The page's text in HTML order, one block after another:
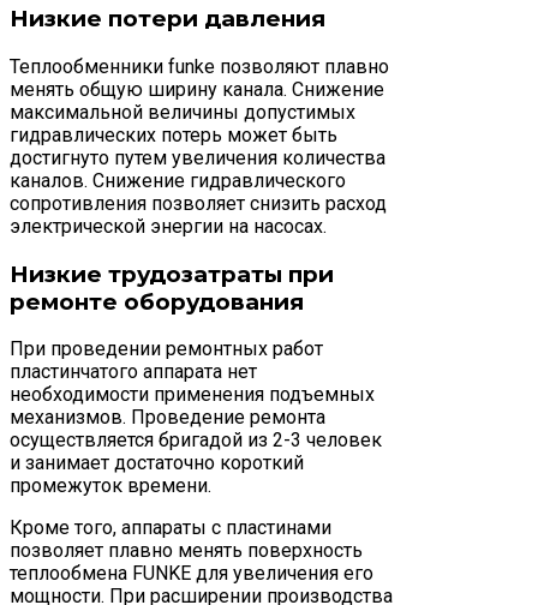
Низкие потери давления
Теплообменники funkе позволяют плавно
менять общую ширину канала. Снижение
максимальной величины допустимых
гидравлических потерь может быть
достигнуто путем увеличения количества
каналов. Снижение гидравлического
сопротивления позволяет снизить расход
электрической энергии на насосах.
Низкие трудозатраты при
ремонте оборудования
При проведении ремонтных работ
пластинчатого аппарата нет
необходимости применения подъемных
механизмов. Проведение ремонта
осуществляется бригадой из 2-3 человек
и занимает достаточно короткий
промежуток времени.
Кроме того, аппараты с пластинами
позволяет плавно менять поверхность
теплообмена FUNKE для увеличения его
мощности. При расширении производства